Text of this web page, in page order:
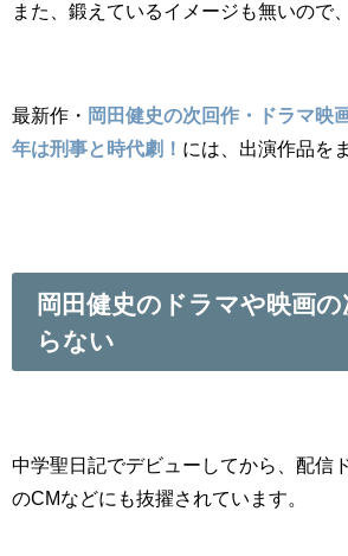
また、鍛えているイメージも無いので
最新作・ 岡田健史の次回作・ドラマ映
年は刑事と時代劇！ には、出演作品を
岡田健史のドラマや映画の
らない
中学聖日記でデビューしてから、配信
のCMなどにも抜擢されています。